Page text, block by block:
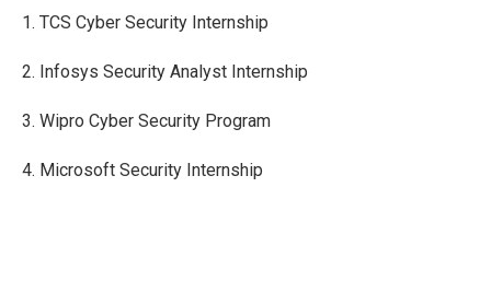
1. TCS Cyber Security Internship
2. Infosys Security Analyst Internship
3. Wipro Cyber Security Program
4. Microsoft Security Internship